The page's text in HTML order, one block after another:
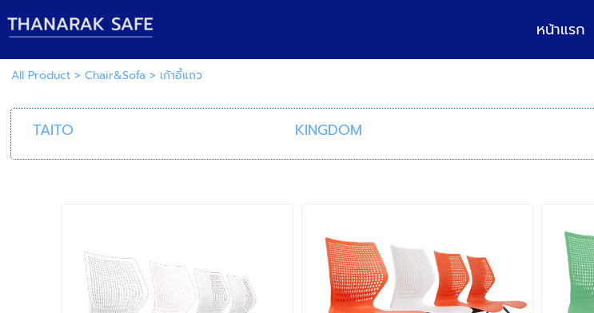
หน้าแรก
All Product> Chair&Sofa > เก้าอี้แถว
TAITO KINGDOM